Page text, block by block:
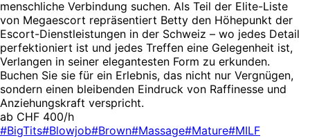
menschliche Verbindung suchen. Als Teil der Elite-Liste
von Megaescort repräsentiert Betty den Höhepunkt der
Escort-Dienstleistungen in der Schweiz – wo jedes Detail
perfektioniert ist und jedes Treffen eine Gelegenheit ist,
Verlangen in seiner elegantesten Form zu erkunden.
Buchen Sie sie für ein Erlebnis, das nicht nur Vergnügen,
sondern einen bleibenden Eindruck von Raffinesse und
Anziehungskraft verspricht.
ab CHF 400/h
#BigTits#Blowjob#Brown#Massage#Mature#MILF